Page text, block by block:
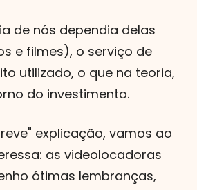
de nós dependia delas
e filmes), o serviço de
utilizado, o que na teoria,
do investimento.
explicação, vamos ao
as videolocadoras
ótimas lembranças,